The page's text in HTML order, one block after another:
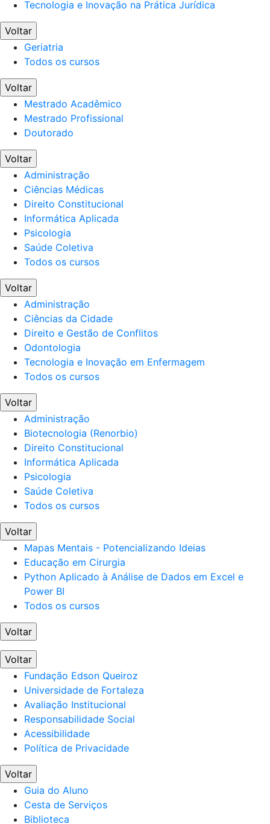
Tecnologia e Inovação na Prática Jurídica
Voltar
Geriatria
Todos os cursos
Voltar
Mestrado Acadêmico
Mestrado Profissional
Doutorado
Voltar
Administração
Ciências Médicas
Direito Constitucional
Informática Aplicada
Psicologia
Saúde Coletiva
Todos os cursos
Voltar
Administração
Ciências da Cidade
Direito e Gestão de Conflitos
Odontologia
Tecnologia e Inovação em Enfermagem
Todos os cursos
Voltar
Administração
Biotecnologia (Renorbio)
Direito Constitucional
Informática Aplicada
Psicologia
Saúde Coletiva
Todos os cursos
Voltar
Mapas Mentais - Potencializando Ideias
Educação em Cirurgia
Python Aplicado à Análise de Dados em Excel e
Power BI
Todos os cursos
Voltar
Voltar
Fundação Edson Queiroz
Universidade de Fortaleza
Avaliação Institucional
Responsabilidade Social
Acessibilidade
Política de Privacidade
Voltar
Guia do Aluno
Cesta de Serviços
Biblioteca